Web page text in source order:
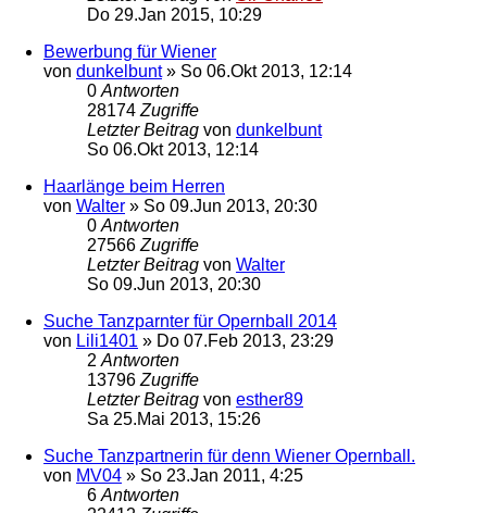
Do 29.Jan 2015, 10:29
Bewerbung für Wiener
von dunkelbunt» So 06.Okt 2013, 12:14
0 Antworten
28174 Zugriffe
Letzter Beitrag von dunkelbunt
So 06.Okt 2013, 12:14
Haarlänge beim Herren
von Walter » So 09.Jun 2013, 20:30
0 Antworten
27566 Zugriffe
Letzter Beitrag von Walter
So 09.Jun 2013, 20:30
Suche Tanzparnter für Opernball 2014
von Lili1401 » Do 07.Feb 2013, 23:29
2 Antworten
13796 Zugriffe
Letzter Beitrag von esther89
Sa 25.Mai 2013, 15:26
Suche Tanzpartnerin für denn Wiener Opernball.
von MV04 » So 23.Jan 2011, 4:25
6 Antworten